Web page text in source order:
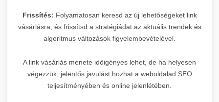
Frissítés: Folyamatosan keresd az új lehetőségeket link
vásárlásra, és frissítsd a stratégiádat az aktuális trendek és
algoritmus változások figyelembevételével.
A link vásárlás menete időigényes lehet, de ha helyesen
végezzük, jelentős javulást hozhat a weboldalad SEO
teljesítményében és online jelenlétében.